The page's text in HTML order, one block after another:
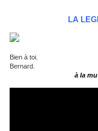
LA
Bien à toi.
Bernard.
à la